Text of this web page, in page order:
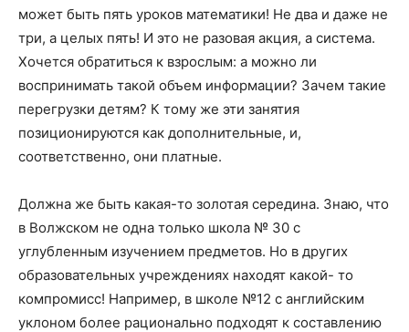
может быть пять уроков математики! Не два и даже не
три, а целых пять! И это не разовая акция, а система.
Хочется обратиться к взрослым: а можно ли
воспринимать такой объем информации? Зачем такие
перегрузки детям? К тому же эти занятия
позиционируются как дополнительные, и,
соответственно, они платные.
Должна же быть какая-то золотая середина. Знаю, что
в Волжском не одна только школа № 30 с
углубленным изучением предметов. Но в других
образовательных учреждениях находят какой- то
компромисс! Например, в школе №12 с английским
уклоном более рационально подходят к составлению